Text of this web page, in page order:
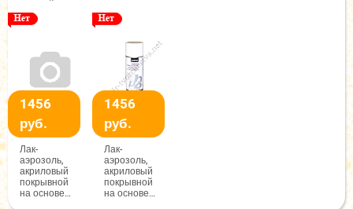
1456
руб.
Лак-
аэрозоль,
акриловый
покрывной
на основе
1456
руб.
Лак-
аэрозоль,
акриловый
покрывной
на основе